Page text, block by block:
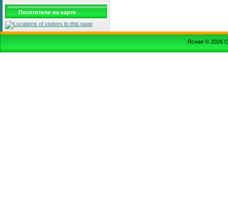
Посетители на карте
Ясная © 2026